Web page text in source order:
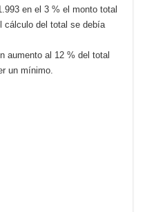
en el 3 % el monto total
cálculo del total se debía
aumento al 12 % del total
un mínimo.